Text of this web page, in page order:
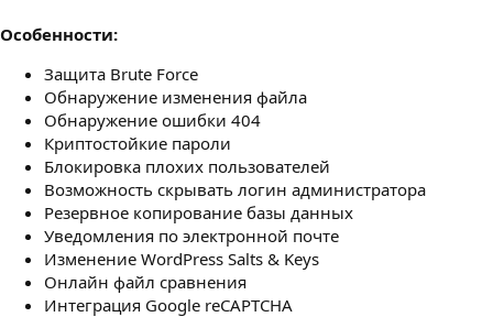
Особенности:
Защита Brute Force
Обнаружение изменения файла
Обнаружение ошибки 404
Криптостойкие пароли
Блокировка плохих пользователей
Возможность скрывать логин администратора
Резервное копирование базы данных
Уведомления по электронной почте
Изменение WordPress Salts & Keys
Онлайн файл сравнения
Интеграция Google reCAPTCHA